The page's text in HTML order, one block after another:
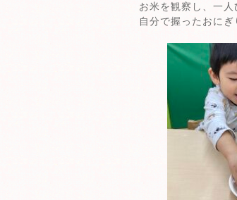
お米を観察し、一人
自分で握ったおにぎ